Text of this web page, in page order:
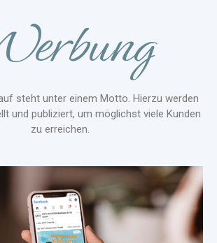
steht unter einem Motto. Hierzu werden
und publiziert, um möglichst viele Kunden
zu erreichen.